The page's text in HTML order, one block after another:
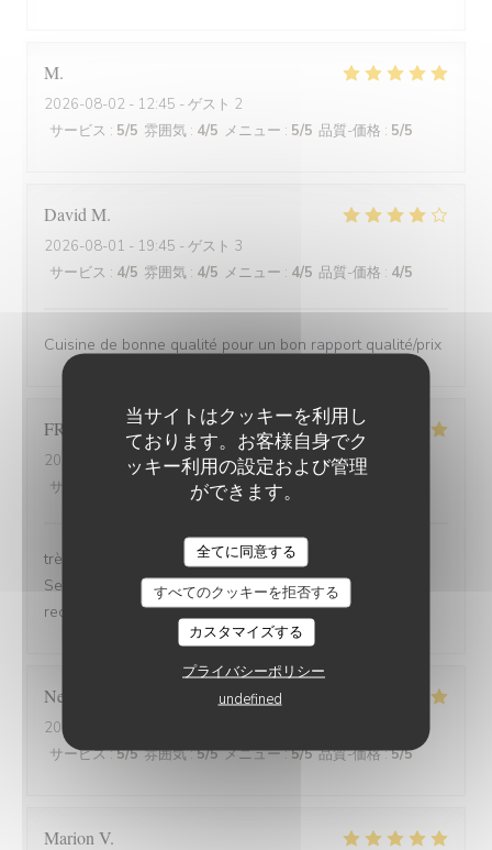
当サイトはクッキーを利用し
ております。お客様自身でク
ッキー利用の設定および管理
ができます。
全てに同意する
すべてのクッキーを拒否する
カスタマイズする
プライバシーポリシー
undefined
M
2026-08-02 - 12:45 - ゲスト 2
サービス : 5/5 雰囲気 : 4/5 メニュー : 5/5 品質-価格 : 5/5
David M
2026-08-01 - 19:45 - ゲスト 3
サービス : 4/5 雰囲気 : 4/5 メニュー : 4/5 品質-価格 : 4/5
Cuisine de bonne qualité pour un bon rapport qualité/prix
FRANCOISP
2026-07-31
- 19:30 - ゲスト 2
サービス
:5/5 メニュー:
très bonne soirée et très bon dîner, comme d'habitude.
Serveuse et serveur très professionnels. Nous
recommandons, jamais déçu.
Nelly
2026-07-31
サービス:5/5 雰囲気:5/5 メニュー:5/5 品質-価格:5/5
Marion V